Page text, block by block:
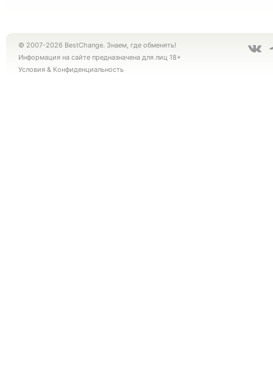
© 2007-2026 BestChange. Знаем, где обменять!
Информация на сайте предназначена для лиц 18+
Условия & Конфиденциальность